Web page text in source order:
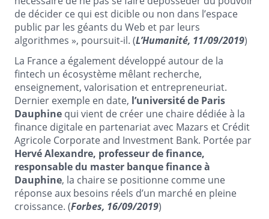
de décider ce qui est dicible ou non dans l’espace
public par les géants du Web et par leurs
algorithmes », poursuit-il. (L’Humanité, 11/09/2019)
La France a également développé autour de la
fintech un écosystème mêlant recherche,
enseignement, valorisation et entrepreneuriat.
Dernier exemple en date, l’université de Paris
Dauphine qui vient de créer une chaire dédiée à la
finance digitale en partenariat avec Mazars et Crédit
Agricole Corporate and Investment Bank. Portée par
Hervé Alexandre, professeur de finance,
responsable du master banque finance à
Dauphine, la chaire se positionne comme une
réponse aux besoins réels d’un marché en pleine
croissance. (Forbes, 16/09/2019)